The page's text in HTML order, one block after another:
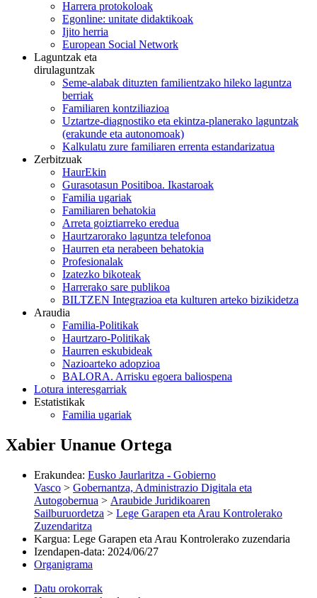
Harrera protokoloak
Egonline: unitate didaktikoak
Ijito herria
European Social Network
Laguntzak eta
dirulaguntzak
Seme-alabak dituzten familientzako hileko laguntza
berriak
Familiaren kontziliazioa
Uztartze-diagnostiko eta ekintza-planerako laguntzak
(erakunde eta autonomoak)
Kalkulatu zure familiaren errenta estandarizatua
Zerbitzuak
HaurEkin
Gurasotasun Positiboa. Ikastaroak
Familia ugariak
Familiaren behatokia
Arreta goiztiarreko eredua
Haurtzarorako laguntza telefonoa
Haurren eta nerabeen behatokia
Profesionalak
Izatezko bikoteak
Harrerako sare publikoa
BILTZEN Integrazioa eta kulturen arteko bizikidetza
Araudia
Familia-Politikak
Haurtzaro-Politikak
Haurren eskubideak
Nazioarteko adopzioa
BALORA. Arrisku egoera baliospena
Lotura interesgarriak
Estatistikak
Familia ugariak
Xabier Unanue Ortega
Erakundea: Eusko Jaurlaritza - Gobierno
Vasco > Gobernantza, Administrazio Digitala eta
Autogobernua > Araubide Juridikoaren
Sailburuordetza > Lege Garapen eta Arau Kontrolerako
Zuzendaritza
Kargua: Lege Garapen eta Arau Kontrolerako zuzendaria
Izendapen-data: 2024/06/27
Organigrama
Datu orokorrak